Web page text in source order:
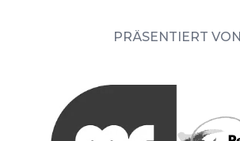
PRÄSENTIERT VON